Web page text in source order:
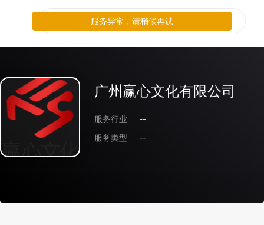
广州赢心文化有限公司
服务行业
--
服务类型
--
服务异常，请稍候再试